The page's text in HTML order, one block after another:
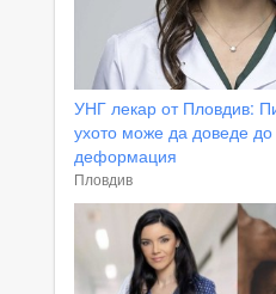
УНГ лекар от Пловдив:
ухото може да доведе
деформация
Пловдив